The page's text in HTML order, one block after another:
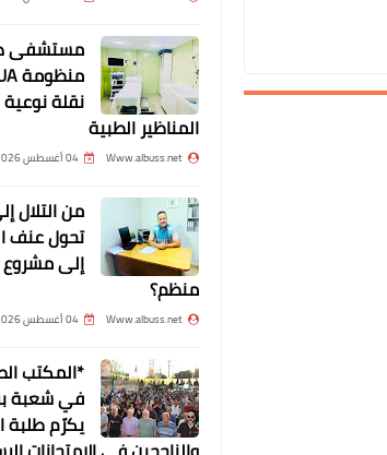
مقالات
إنهاء الاحتلال أساس
القدوة
الانتخاباتِ البرلمانيةِ
بقلم د. مصطفى
اللداوي
مستشفى
نقلة
المناظير الطبية
Www.albuss.net 04 أغسطس 2026
من التلال
تحول عنف
إلى
منظم؟
Www.albuss.net 04 أغسطس 2026
*المكتب
في شعبة
يكرّم طلبة